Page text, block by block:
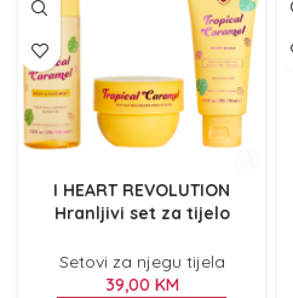
I HEART REVOLUTION
Hranljivi set za tijelo
Setovi za njegu tijela
39,00 KM